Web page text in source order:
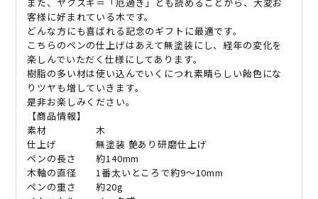
客様に好まれている木です。
どんな方にも喜ばれる記念のギフトに最適です。
こちらのペンの仕上げはあえて無塗装にし、経年の変化を
楽しんでいただく仕様にしてあります。
樹脂の多い材は使い込んでいくにつれ素晴らしい飴色にな
りツヤも増していきます。
是非お楽しみください。
【商品情報】
素材 木
仕上げ 無塗装 艶あり研磨仕上げ
ペンの長さ 約140mm
木軸の直径 1番太いところで約9〜10mm
ペンの重さ 約20g